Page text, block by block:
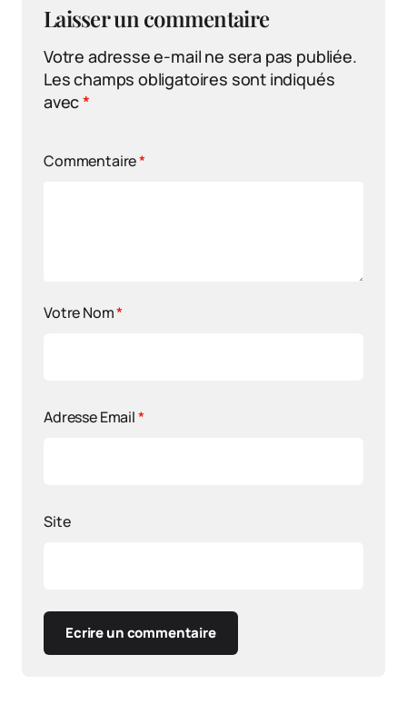
Laisser un commentaire
Votre adresse e-mail ne sera pas publiée.
Les champs obligatoires sont indiqués
avec*
Commentaire*
Votre Nom*
Adresse Email*
Site
Ecrire un commentaire